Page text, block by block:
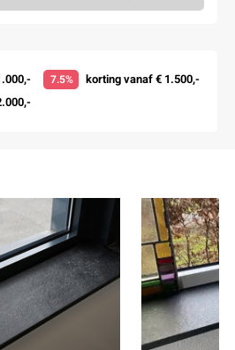
7.5% korting vanaf € 1.500,-